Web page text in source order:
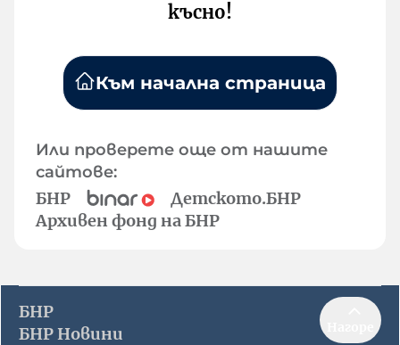
късно!
Към начална страница
Или проверете още от нашите
сайтове:
БНР
Детското.БНР
Архивен фонд на БНР
БНР
БНР Новини